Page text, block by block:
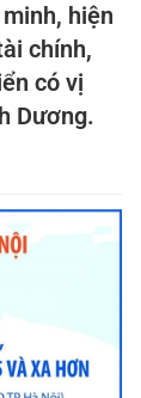
hiện
chính,
có vị
Dương.